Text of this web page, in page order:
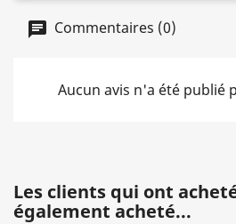
Commentaires (0)
Aucun avis n'a été publié
Les clients qui ont
également acheté...